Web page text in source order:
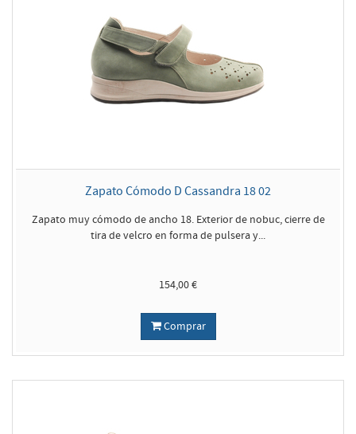
Zapato Cómodo D Cassandra 18 02
Zapato muy cómodo de ancho 18. Exterior de nobuc, cierre de
tira de velcro en forma de pulsera y...
154,00 €
Comprar